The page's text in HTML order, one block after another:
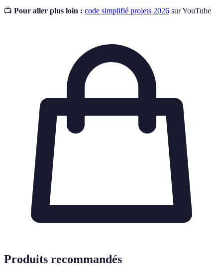
📺 Pour aller plus loin : code simplifié projets 2026 sur YouTube
Produits recommandés